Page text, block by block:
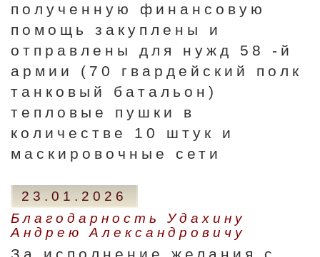
полученную финансовую
помощь закуплены и
отправлены для нужд 58 -й
армии (70 гвардейский полк
танковый батальон)
тепловые пушки в
количестве 10 штук и
маскировочные сети
23.01.2026
Благодарность Удахину
Андрею Александровичу